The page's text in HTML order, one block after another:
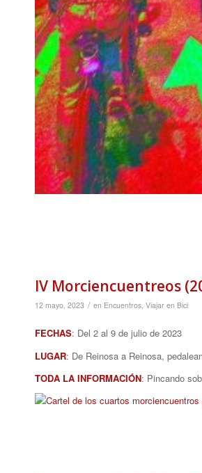
IV Morciencuentreos
12 mayo, 2023 / en Encuentros, Viajar en Bici
FECHAS: Del 2 al 9 de julio de 2023
LUGAR: De Reinosa a Reinosa,
TODA LA INFORMACIÓN: Pincando